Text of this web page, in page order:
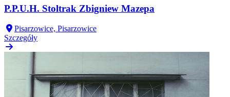
P.P.U.H. Stoltrak Zbigniew Mazepa
Pisarzowice, Pisarzowice
Szczegóły